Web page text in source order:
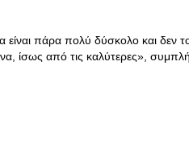
πάρα πολύ δύσκολο και δεν
ίσως από τις καλύτερες»,